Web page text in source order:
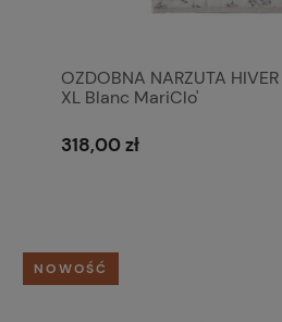
OZDOBNA NARZUTA
XL Blanc MariClo'
318,00 zł
NOWOŚĆ